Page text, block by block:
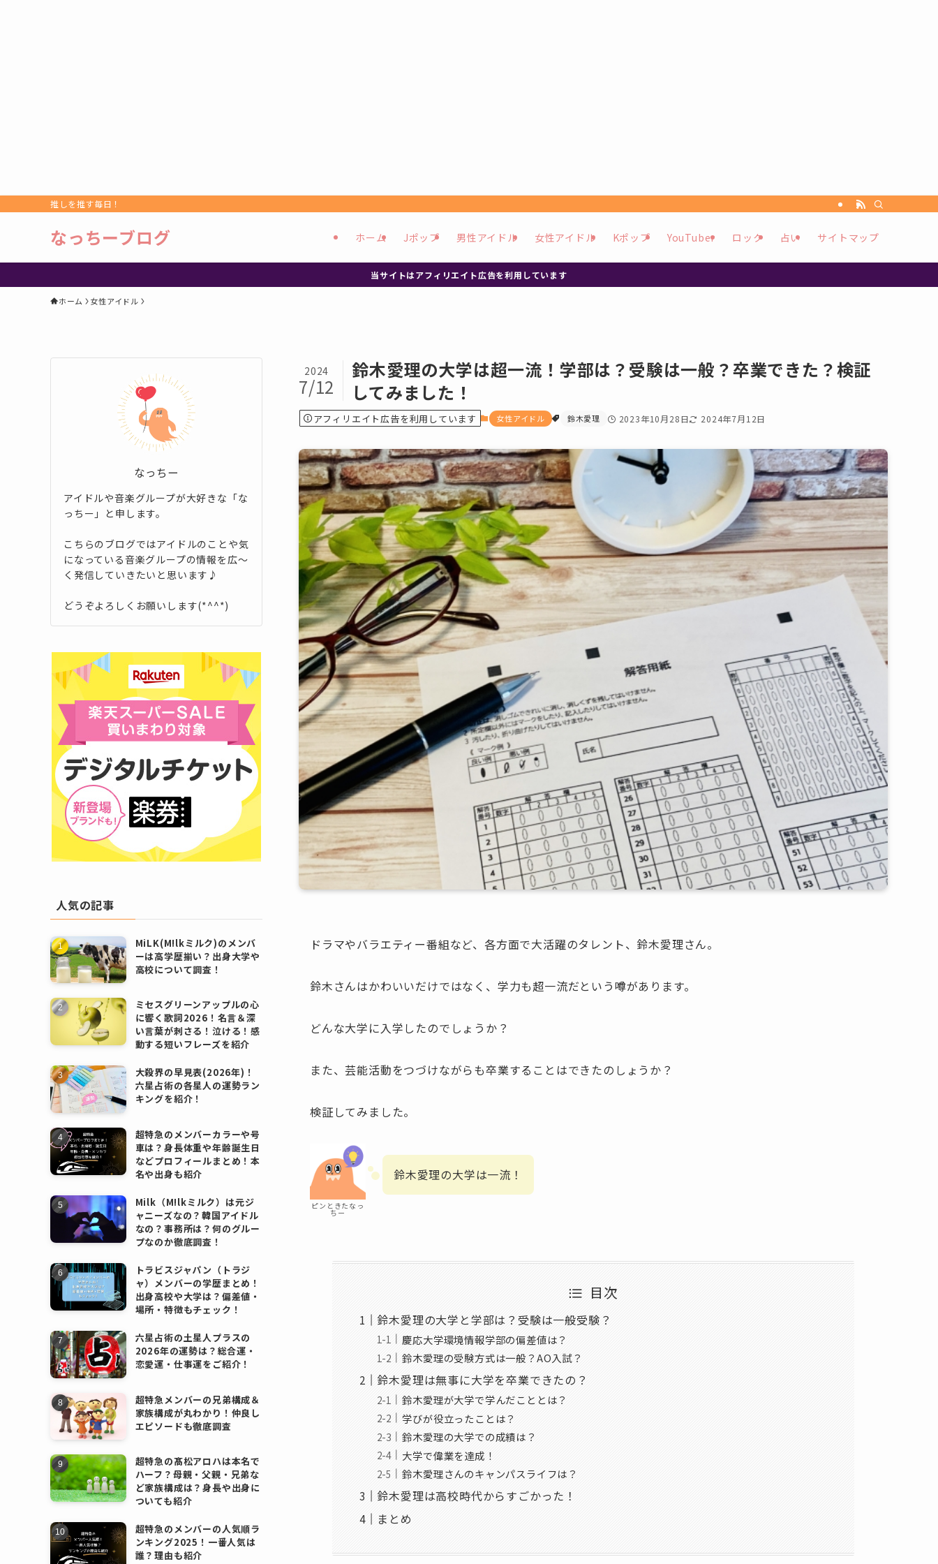
推しを推す毎日！
なっちーブログ ホーム Jポップ 男性アイドル 女性アイドル Kポップ YouTuber ロック 占い サイトマップ
当サイトはアフィリエイト広告を利用しています
ホーム 女性アイドル
鈴木愛理の大学は超一流！学部は？受験は一般？卒業できた？検証
してみました！
2024
7/12
アフィリエイト広告を利用しています 女性アイドル 鈴木愛理 2023年10月28日 2024年7月12日
ドラマやバラエティー番組など、各方面で大活躍のタレント、鈴木愛理さん。
鈴木さんはかわいいだけではなく、学力も超一流だという噂があります。
どんな大学に入学したのでしょうか？
また、芸能活動をつづけながらも卒業することはできたのしょうか？
検証してみました。
ピンときたなっ
ちー
鈴木愛理の大学は一流！
目次
鈴木愛理の大学と学部は？受験は一般受験？
慶応大学環境情報学部の偏差値は？
鈴木愛理の受験方式は一般？AO入試？
鈴木愛理は無事に大学を卒業できたの？
鈴木愛理が大学で学んだこととは？
学びが役立ったことは？
鈴木愛理の大学での成績は？
大学で偉業を達成！
鈴木愛理さんのキャンパスライフは？
鈴木愛理は高校時代からすごかった！
まとめ
なっちー
アイドルや音楽グループが大好きな「な
っちー」と申します。
こちらのブログではアイドルのことや気
になっている音楽グループの情報を広～
く発信していきたいと思います♪
どうぞよろしくお願いします(*^^*)
人気の記事
MiLK(M!lkミルク)のメンバ
ーは高学歴揃い？出身大学や
高校について調査！
ミセスグリーンアップルの心
に響く歌詞2026！名言＆深
い言葉が刺さる！泣ける！感
動する短いフレーズを紹介
大殺界の早見表(2026年)！
六星占術の各星人の運勢ラン
キングを紹介！
超特急のメンバーカラーや号
車は？身長体重や年齢誕生日
などプロフィールまとめ！本
名や出身も紹介
Milk（M!lkミルク）は元ジ
ャニーズなの？韓国アイドル
なの？事務所は？何のグルー
プなのか徹底調査！
トラビスジャパン（トラジ
ャ）メンバーの学歴まとめ！
出身高校や大学は？偏差値・
場所・特徴もチェック！
六星占術の土星人プラスの
2026年の運勢は？総合運・
恋愛運・仕事運をご紹介！
超特急メンバーの兄弟構成＆
家族構成が丸わかり！仲良し
エピソードも徹底調査
超特急の髙松アロハは本名で
ハーフ？母親・父親・兄弟な
ど家族構成は？身長や出身に
ついても紹介
超特急のメンバーの人気順ラ
ンキング2025！一番人気は
誰？理由も紹介